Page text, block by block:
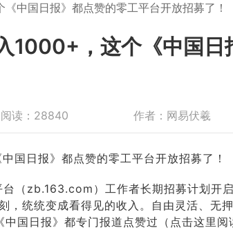
中国日报》都点赞的零工平台开放招募了！
1000+，这个《中国日
阅读： 28840 作者： 网易伏羲
国日报》都点赞的零工平台开放招募了！
（zb.163.com）工作者长期招募计划开
，统统变成看得见的收入。自由灵活、无
国日报》都专门报道点赞过（点击这里阅